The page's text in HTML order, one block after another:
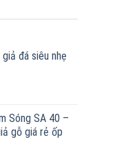
đá siêu nhẹ
Sóng SA 40 –
gỗ giá rẻ ốp